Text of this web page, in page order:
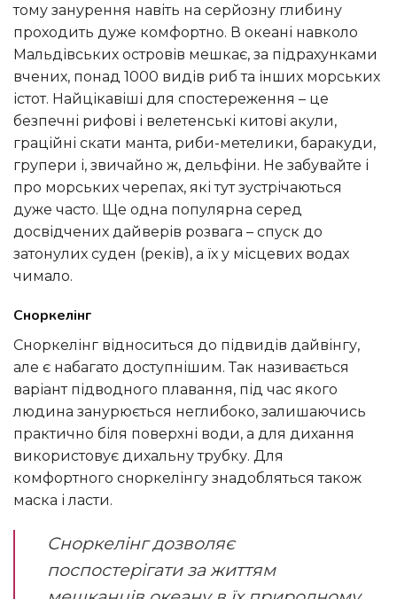
тому занурення навіть на серйозну глибину
проходить дуже комфортно. В океані навколо
Мальдівських островів мешкає, за підрахунками
вчених, понад 1000 видів риб та інших морських
істот. Найцікавіші для спостереження – це
безпечні рифові і велетенські китові акули,
граційні скати манта, риби-метелики, баракуди,
групери і, звичайно ж, дельфіни. Не забувайте і
про морських черепах, які тут зустрічаються
дуже часто. Ще одна популярна серед
досвідчених дайверів розвага – спуск до
затонулих суден (реків), а їх у місцевих водах
чимало.
Сноркелінг
Сноркелінг відноситься до підвидів дайвінгу,
але є набагато доступнішим. Так називається
варіант підводного плавання, під час якого
людина занурюється неглибоко, залишаючись
практично біля поверхні води, а для дихання
використовує дихальну трубку. Для
комфортного сноркелінгу знадобляться також
маска і ласти.
Сноркелінг дозволяє
поспостерігати за життям